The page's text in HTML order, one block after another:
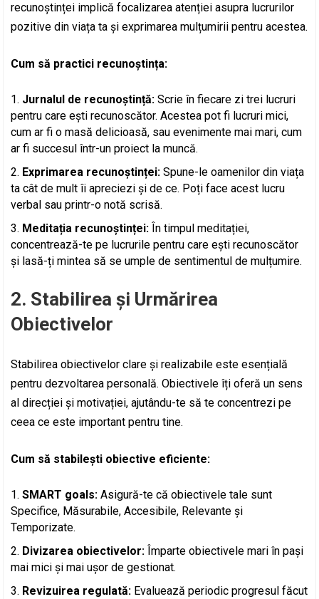
recunoștinței implică focalizarea atenției asupra lucrurilor
pozitive din viața ta și exprimarea mulțumirii pentru acestea.
Cum să practici recunoștința:
Jurnalul de recunoștință: Scrie în fiecare zi trei lucruri
pentru care ești recunoscător. Acestea pot fi lucruri mici,
cum ar fi o masă delicioasă, sau evenimente mai mari, cum
ar fi succesul într-un proiect la muncă.
Exprimarea recunoștinței: Spune-le oamenilor din viața
ta cât de mult îi apreciezi și de ce. Poți face acest lucru
verbal sau printr-o notă scrisă.
Meditația recunoștinței: În timpul meditației,
concentrează-te pe lucrurile pentru care ești recunoscător
și lasă-ți mintea să se umple de sentimentul de mulțumire.
2. Stabilirea și Urmărirea
Obiectivelor
Stabilirea obiectivelor clare și realizabile este esențială
pentru dezvoltarea personală. Obiectivele îți oferă un sens
al direcției și motivației, ajutându-te să te concentrezi pe
ceea ce este important pentru tine.
Cum să stabilești obiective eficiente:
SMART goals: Asigură-te că obiectivele tale sunt
Specifice, Măsurabile, Accesibile, Relevante și
Temporizate.
Divizarea obiectivelor: Împarte obiectivele mari în pași
mai mici și mai ușor de gestionat.
Revizuirea regulată: Evaluează periodic progresul făcut